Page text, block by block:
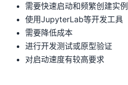
需要快速启动和频繁创建实例
使用JupyterLab等开发工具
需要降低成本
进行开发测试或原型验证
对启动速度有较高要求